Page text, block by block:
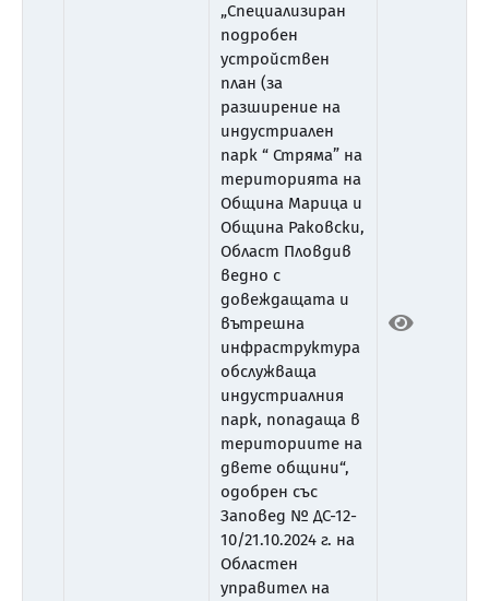
„Специализиран
подробен
устройствен
план (за
разширение на
индустриален
парк “ Стряма” на
територията на
Община Марица и
Община Раковски,
Област Пловдив
ведно с
довеждащата и
вътрешна
инфраструктура
обслужваща
индустриалния
парк, попадаща в
териториите на
двете общини“,
одобрен със
Заповед № ДС-12-
10/21.10.2024 г. на
Областен
управител на